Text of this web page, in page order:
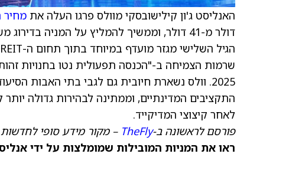
האנליסט ג'ון קילישובסקי מוולס פרגו העלה את מחיר
דולר מ-41 דולר, וממשיך להמליץ על המניה
2025. וולס נשארת חיובית גם לגבי בתי האבות
התקציבים המדינתיים, וממתינה לבהירות גדולה
לאחר קיצוצי המדיקייד.
פורסם לראשונה ב-TheFly – מקור מידע סופי
ראו את המניות המובילות שמומלצות על ידי